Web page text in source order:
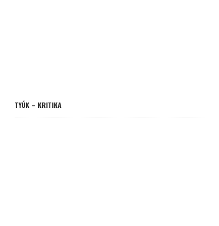
TYÚK – KRITIKA